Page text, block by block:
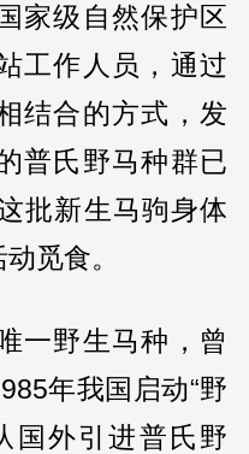
家级自然保护区
工作人员，通过
结合的方式，发
普氏野马种群已
批新生马驹身体
觅食。
一野生马种，曾
年我国启动“野
国外引进普氏野